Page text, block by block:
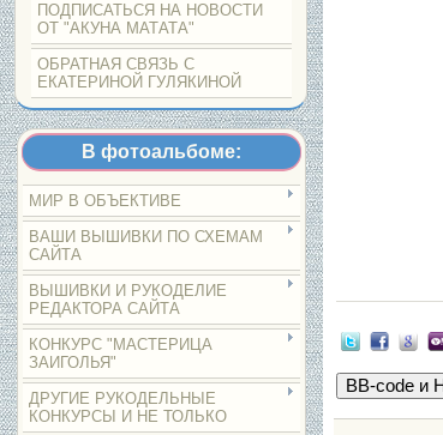
ПОДПИСАТЬСЯ НА НОВОСТИ
ОТ "АКУНА МАТАТА"
ОБРАТНАЯ СВЯЗЬ С
ЕКАТЕРИНОЙ ГУЛЯКИНОЙ
В фотоальбоме:
МИР В ОБЪЕКТИВЕ
ВАШИ ВЫШИВКИ ПО СХЕМАМ
САЙТА
ВЫШИВКИ И РУКОДЕЛИЕ
РЕДАКТОРА САЙТА
КОНКУРС "МАСТЕРИЦА
ЗАИГОЛЬЯ"
ДРУГИЕ РУКОДЕЛЬНЫЕ
КОНКУРСЫ И НЕ ТОЛЬКО